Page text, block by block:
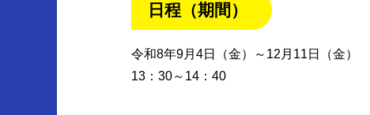
日程（期間）
令和8年9月4日（金）～12月11日（金
13：30～14：40